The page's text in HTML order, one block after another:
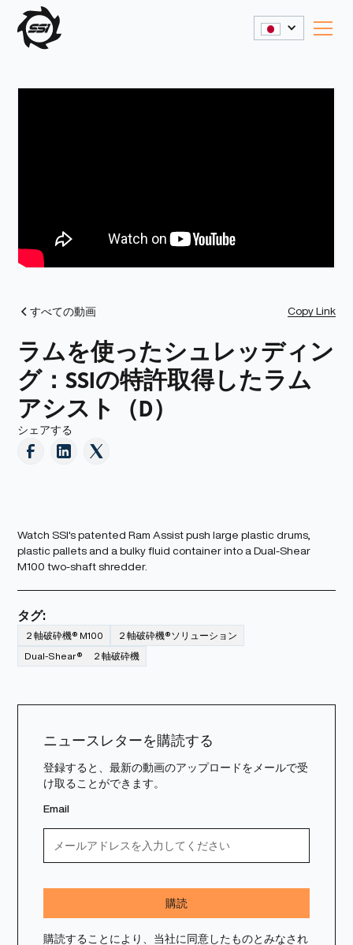
すべての動画 Copy Link
ラムを使ったシュレッディン
グ：SSIの特許取得したラム
アシスト（D）
シェアする
Watch SSI's patented Ram Assist push large plastic drums,
plastic pallets and a bulky fluid container into a Dual-Shear
M100 two-shaft shredder.
タグ:
２軸破砕機® M100 ２軸破砕機®ソリューション
Dual-Shear® ２軸破砕機
ニュースレターを購読する
登録すると、最新の動画のアップロードをメールで受
け取ることができます。
Email
購読することにより、当社に同意したものとみなされ